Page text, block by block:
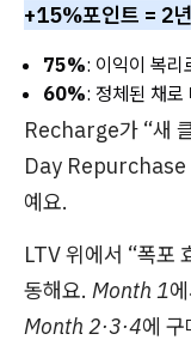
+15%포인트 = 2
75%: 이익이 복리
60%: 정체된 채로
Recharge가 “새
Day Repurchase
예요.
LTV 위에서 “폭
동해요. Month 1에
Month 2·3·4에 구